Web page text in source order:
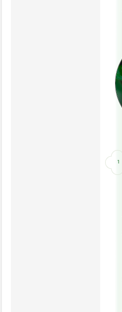
1